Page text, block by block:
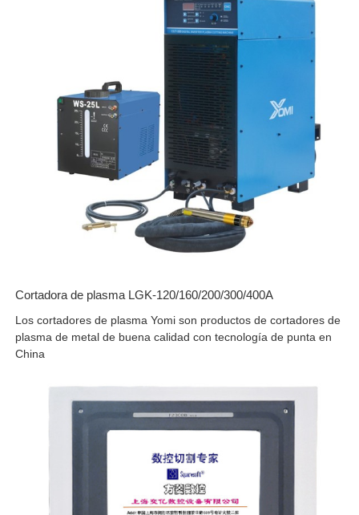
Cortadora de plasma LGK-120/160/200/300/400A
Los cortadores de plasma Yomi son productos de cortadores de
plasma de metal de buena calidad con tecnología de punta en
China